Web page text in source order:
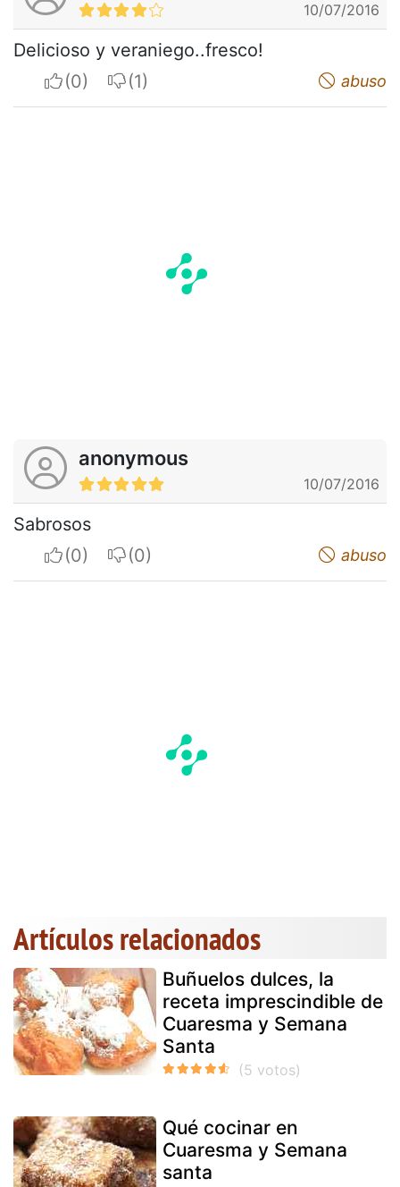
10/07/2016
Delicioso y veraniego..fresco!
I apreciateI do not appreciate abuso
anonymous
10/07/2016
Sabrosos
I apreciateI do not appreciate abuso
Artículos relacionados
Buñuelos dulces, la
receta imprescindible de
Cuaresma y Semana
Santa
Qué cocinar en
Cuaresma y Semana
santa